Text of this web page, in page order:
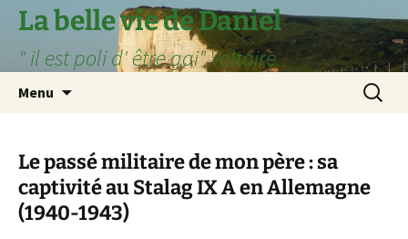
Aller
contenu
La belle vie de Daniel
" il est poli d' être gai" Voltaire
Menu
Le passé militaire de mon père : sa
captivité au Stalag IX A en Allemagne
(1940-1943)